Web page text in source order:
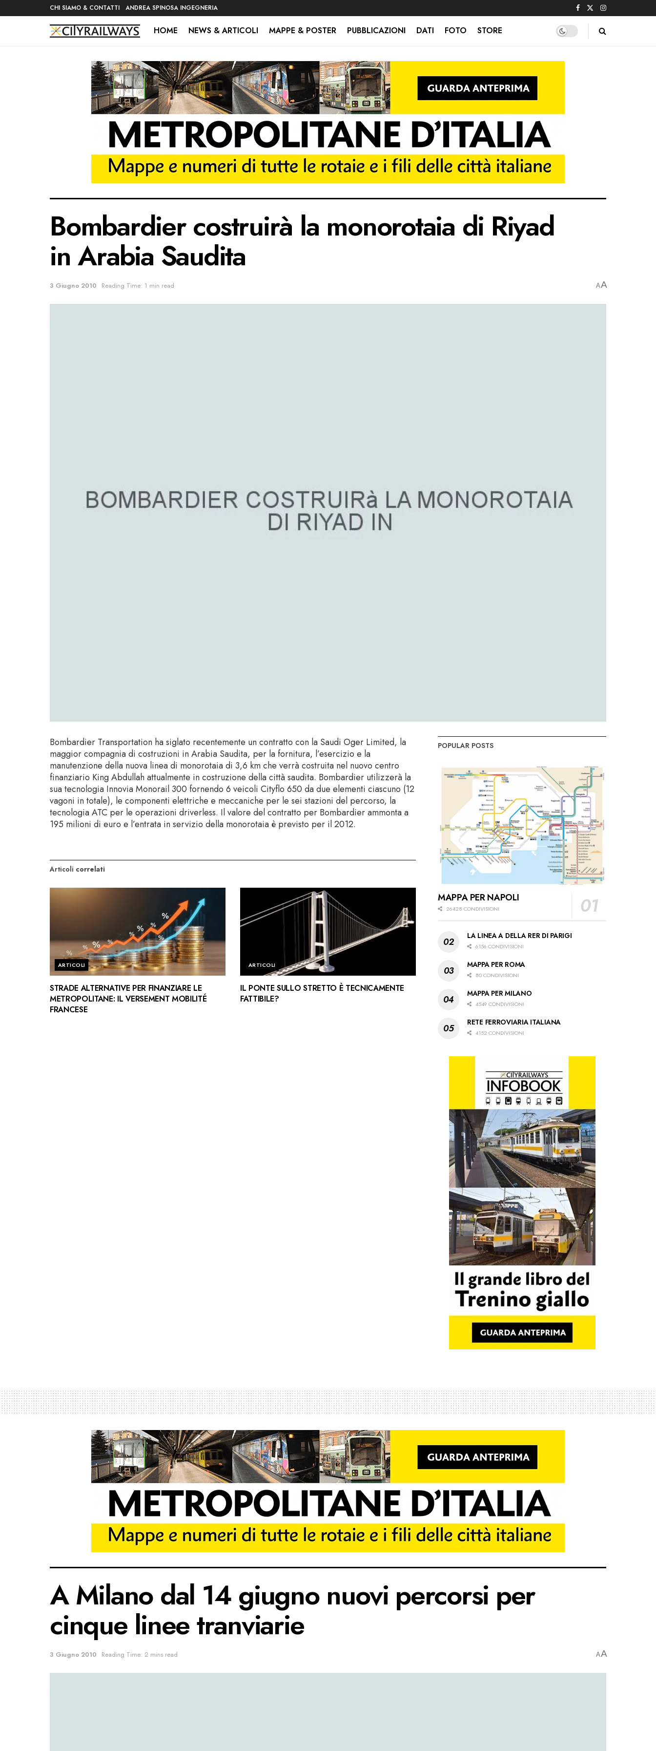
CHI SIAMO & CONTATTI ANDREA SPINOSA INGEGNERIA
HOME NEWS & ARTICOLI MAPPE & POSTER PUBBLICAZIONI DATI FOTO STORE
Bombardier costruirà la monorotaia di Riyad
in Arabia Saudita
3 Giugno 2010 Reading Time: 1 min read AA
Bombardier Transportation ha siglato recentemente un contratto con la Saudi Oger Limited, la
maggior compagnia di costruzioni in Arabia Saudita, per la fornitura, l’esercizio e la
manutenzione della nuova linea di monorotaia di 3,6 km che verrà costruita nel nuovo centro
finanziario King Abdullah attualmente in costruzione della città saudita. Bombardier utilizzerà la
sua tecnologia Innovia Monorail 300 fornendo 6 veicoli Cityflo 650 da due elementi ciascuno (12
vagoni in totale), le componenti elettriche e meccaniche per le sei stazioni del percorso, la
tecnologia ATC per le operazioni driverless. Il valore del contratto per Bombardier ammonta a
195 milioni di euro e l’entrata in servizio della monorotaia è previsto per il 2012.
Articoli correlati
ARTICOLI
STRADE ALTERNATIVE PER FINANZIARE LE
METROPOLITANE: IL VERSEMENT MOBILITÉ
FRANCESE
ARTICOLI
IL PONTE SULLO STRETTO È TECNICAMENTE
FATTIBILE?
POPULAR POSTS
MAPPA PER NAPOLI
26428 CONDIVISIONI
LA LINEA A DELLA RER DI PARIGI
6156 CONDIVISIONI
MAPPA PER ROMA
80 CONDIVISIONI
MAPPA PER MILANO
4549 CONDIVISIONI
RETE FERROVIARIA ITALIANA
4152 CONDIVISIONI
A Milano dal 14 giugno nuovi percorsi per
cinque linee tranviarie
3 Giugno 2010 Reading Time: 2 mins read AA